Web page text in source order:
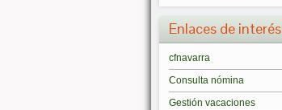
Enlaces de interés
cfnavarra
Consulta nómina
Gestión vacaciones